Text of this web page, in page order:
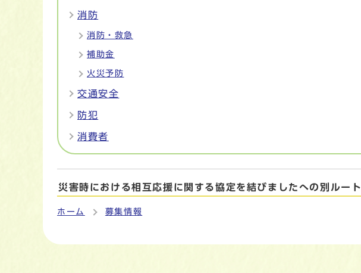
消防
消防・救急
補助金
火災予防
交通安全
防犯
消費者
災害時における相互応援に関する協定を結びましたへの別ルート
ホーム 募集情報